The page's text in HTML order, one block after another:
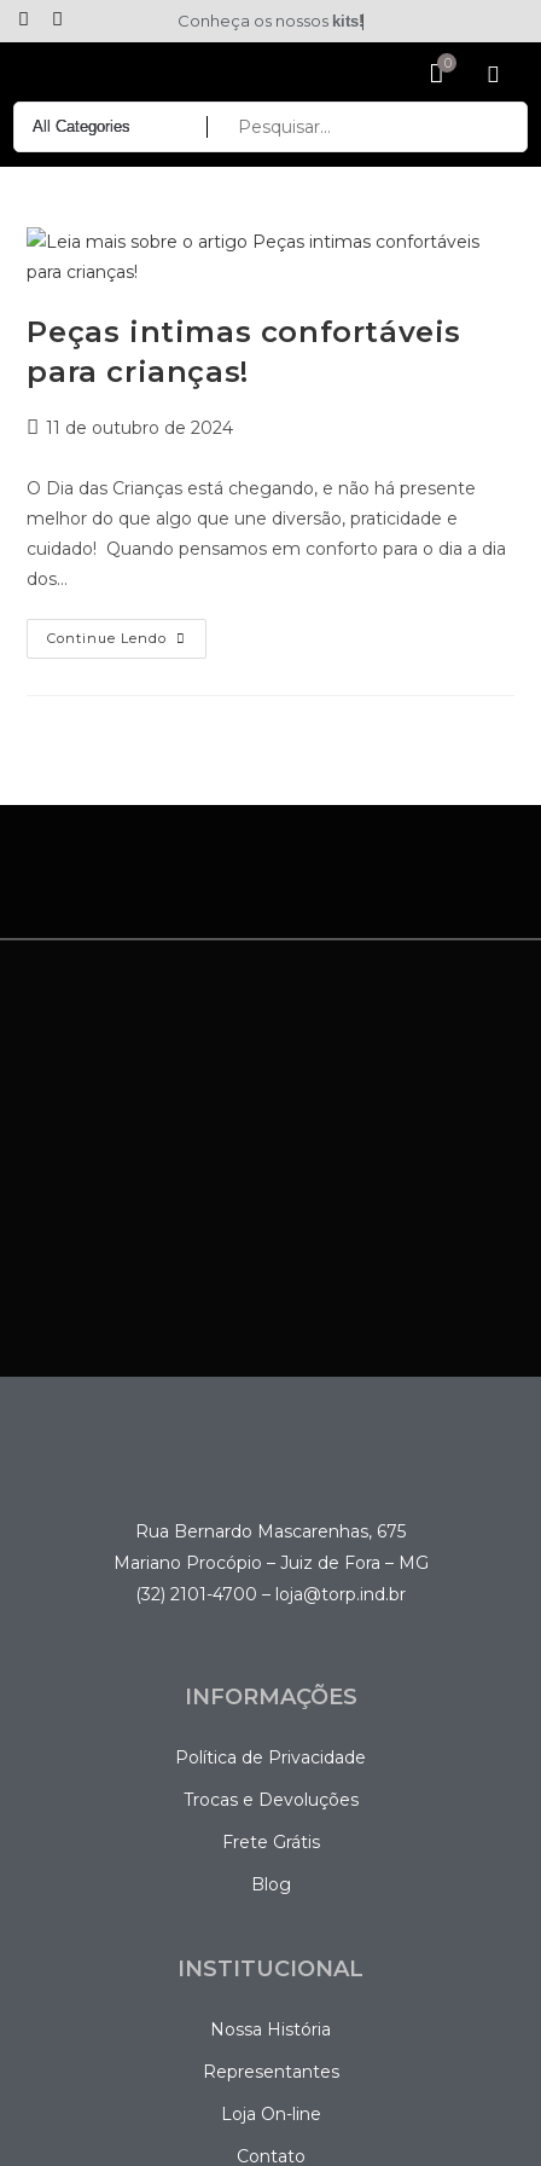
Conheça os nossos kits!
Peças intimas confortáveis
para crianças!
11 de outubro de 2024
O Dia das Crianças está chegando, e não há presente
melhor do que algo que une diversão, praticidade e
cuidado! Quando pensamos em conforto para o dia a dia
dos…
Continue Lendo
Rua Bernardo Mascarenhas, 675
Mariano Procópio – Juiz de Fora – MG
(32) 2101-4700 – loja@torp.ind.br
INFORMAÇÕES
Política de Privacidade
Trocas e Devoluções
Frete Grátis
Blog
INSTITUCIONAL
Nossa História
Representantes
Loja On-line
Contato